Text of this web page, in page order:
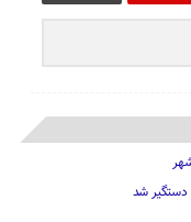
شد